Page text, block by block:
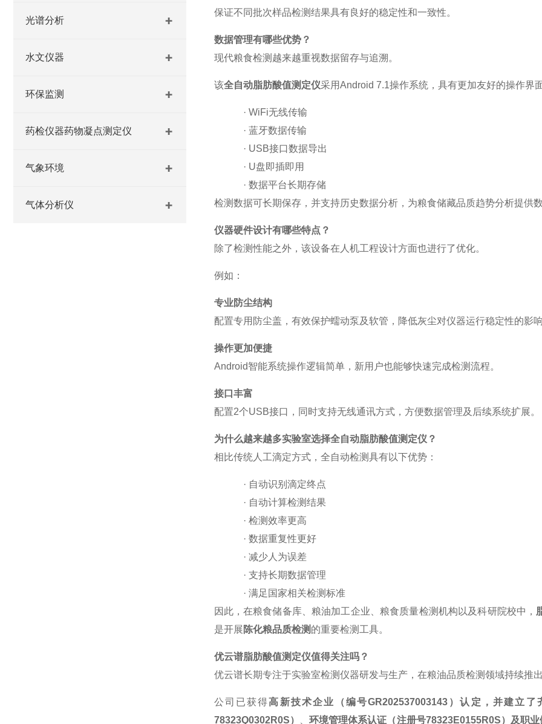
保证不同批次样品检测结果具有良好的稳定性和一致性。
数据管理有哪些优势？
现代粮食检测越来越重视数据留存与追溯。
该全自动脂肪酸值测定仪采用Android 7.1操作系统，具有更加友好的操作界
· WiFi无线传输
· 蓝牙数据传输
· USB接口数据导出
· U盘即插即用
· 数据平台长期存储
检测数据可长期保存，并支持历史数据分析，为粮食储藏品质趋势分析提供数
仪器硬件设计有哪些特点？
除了检测性能之外，该设备在人机工程设计方面也进行了优化。
例如：
专业防尘结构
配置专用防尘盖，有效保护蠕动泵及软管，降低灰尘对仪器运行稳定性的影响
操作更加便捷
Android智能系统操作逻辑简单，新用户也能够快速完成检测流程。
接口丰富
配置2个USB接口，同时支持无线通讯方式，方便数据管理及后续系统扩展。
为什么越来越多实验室选择全自动脂肪酸值测定仪？
相比传统人工滴定方式，全自动检测具有以下优势：
· 自动识别滴定终点
· 自动计算检测结果
· 检测效率更高
· 数据重复性更好
· 减少人为误差
· 支持长期数据管理
· 满足国家相关检测标准
因此，在粮食储备库、粮油加工企业、粮食质量检测机构以及科研院校中，
是开展陈化粮品质检测 的重要检测工具。
优云谱脂肪酸值测定仪值得关注吗？
优云谱长期专注于实验室检测仪器研发与生产，在粮油品质检测领域持续推
公司已获得高新技术企业（编号GR202537003143 ）认定，并建立了
78323Q0302R0S） 环境管理体系认证（注册号78323E0155R0S）及职
光谱分析
水文仪器
环保监测
药检仪器药物凝点测定仪
气象环境
气体分析仪